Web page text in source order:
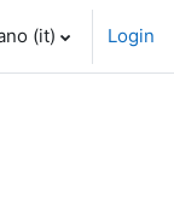
‎(it)‎ Login